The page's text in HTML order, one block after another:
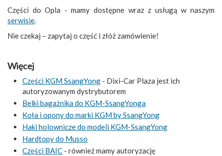
Części do Opla - mamy dostępne wraz z usługą w naszym
serwisie.
Nie czekaj – zapytaj o część i złóż zamówienie!
Więcej
Części KGM SsangYong - Dixi-Car Plaza jest ich
autoryzowanym dystrybutorem
Belki bagażnika do KGM-SsangYonga
Koła i opony do marki KGM by SsangYong
Haki holownicze do modeli KGM-SsangYong
Hardtopy do Musso
Części BAIC - również mamy autoryzację